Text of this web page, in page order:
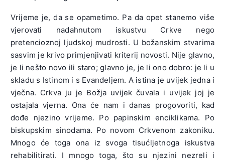
Vrijeme je, da se opametimo. Pa da opet stanemo više
vjerovati nadahnutom iskustvu Crkve nego
pretencioznoj ljudskoj mudrosti. U božanskim stvarima
sasvim je krivo primjenjivati kriterij novosti. Nije glavno,
je li nešto novo ili staro; glavno je, je li ono dobro: je li u
skladu s Istinom i s Evanđeljem. A istina je uvijek jedna i
vječna. Crkva ju je Božja uvijek čuvala i uvijek joj je
ostajala vjerna. Ona će nam i danas progovoriti, kad
dođe njezino vrijeme. Po papinskim enciklikama. Po
biskupskim sinodama. Po novom Crkvenom zakoniku.
Mnogo će toga ona iz svoga tisućljetnoga iskustva
rehabilitirati. I mnogo toga, što su njezini nezreli i